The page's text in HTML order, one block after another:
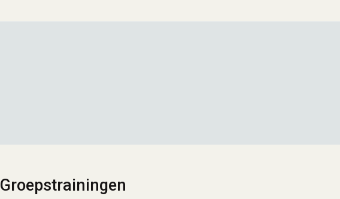
Groepstrainingen